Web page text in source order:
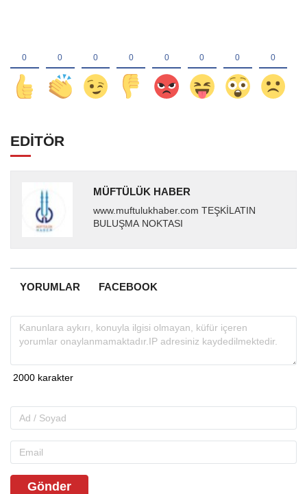
EDİTÖR
MÜFTÜLÜK HABER
www.muftulukhaber.com TEŞKİLATIN
BULUŞMA NOKTASI
YORUMLAR FACEBOOK
Gönder